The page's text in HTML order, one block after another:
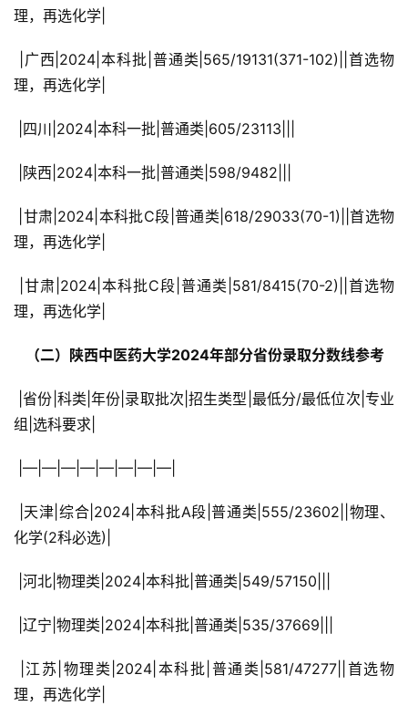
理，再选化学|
理，再选化学|
|四川|2024|本科一批|普通类|605/23113|||
|陕西|2024|本科一批|普通类|598/9482|||
理，再选化学|
理，再选化学|
  （二）陕西中医药大学2024年部分省份录取分数线参考
组|选科要求|
|—|—|—|—|—|—|—|—|
化学(2科必选)|
|河北|物理类|2024|本科批|普通类|549/57150|||
|辽宁|物理类|2024|本科批|普通类|535/37669|||
理，再选化学|